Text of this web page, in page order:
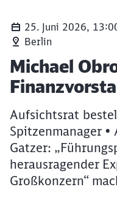
25. Juni 2026,
Berlin
Artikel:
Michael
Aufsichtsrat
Spitzenmanager •
Gatzer:
herausragender
Großkonzern“